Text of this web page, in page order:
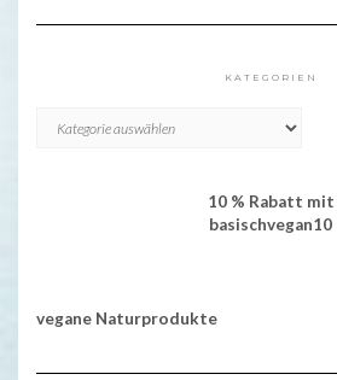
KATEGORIEN
10 % Rabatt mit
basischvegan10
vegane Naturprodukte